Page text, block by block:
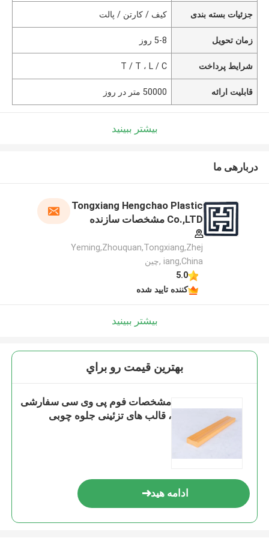
جزئیات بسته بندی کیف / کارتن / پالت
زمان تحویل 5-8 روز
شرایط پرداخت T / T ، L / C
قابلیت ارائه 50000 متر در روز
بیشتر ببینید
دربارهی ما
Tongxiang Hengchao Plastic
Co.,LTD مشخصات سازنده
Yeming,Zhouquan,Tongxiang,Zhej
iang,China ,چین
5.0
کننده تایید شده
بیشتر ببینید
بهترين قيمت رو براي
مشخصات فوم پی وی سی سفارشی
، قالب های تزئینی جلوه چوبی
ادامه هید